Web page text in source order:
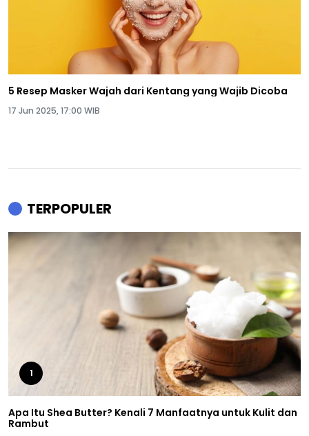
5 Resep Masker Wajah dari Kentang yang Wajib Dicoba
17 Jun 2025, 17:00 WIB
TERPOPULER
1
Apa Itu Shea Butter? Kenali 7 Manfaatnya untuk Kulit dan
Rambut